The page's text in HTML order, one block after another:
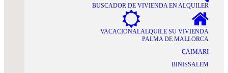
BUSCADOR DE VIVIENDA EN ALQUILER
ALQUILE SU VIVIENDA
VACACIONAL
PALMA DE MALLORCA
CAIMARI
BINISSALEM